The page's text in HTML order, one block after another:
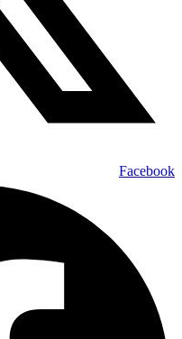
Facebook